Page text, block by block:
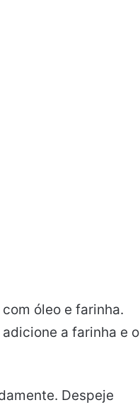
óleo e farinha.
a farinha e o
Despeje